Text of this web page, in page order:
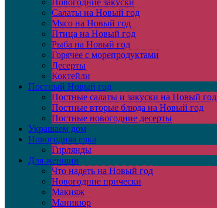
Новогодние закуски
Салаты на Новый год
Мясо на Новый год
Птица на Новый год
Рыба на Новый год
Горячее с морепродуктами
Десерты
Коктейли
Постный Новый год
Постные салаты и закуски на Новый год
Постные вторые блюда на Новый год
Постные новогодние десерты
Украшаем дом
Новогодняя елка
Гирлянды
Для женщин
Что надеть на Новый год
Новогодние прически
Макияж
Маникюр